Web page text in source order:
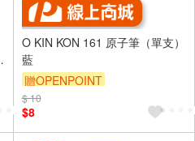
O KIN KON 161 原子筆（單支）
藍
贈OPENPOINT
$ 10
$8